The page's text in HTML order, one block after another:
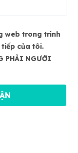
web trong trình
tiếp của tôi.
PHẢI NGƯỜI